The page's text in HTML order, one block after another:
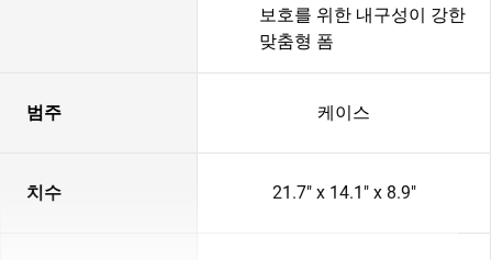
보호를 위한 내구성이 강한
맞춤형 폼
범주 케이스
치수 21.7" x 14.1" x 8.9"